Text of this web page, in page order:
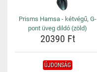
Prisms Hamsa - kétvégű, G-
pont üveg dildó (zöld)
20390 Ft
ÚJDONSÁG